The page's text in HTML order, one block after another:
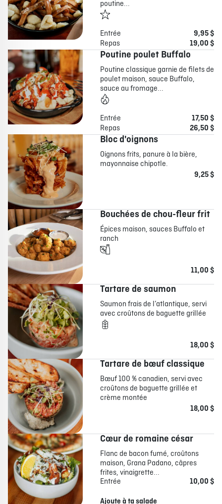
poutine...
Entrée
9,95 $
Repas
19,00 $
Poutine poulet Buffalo
Poutine classique garnie de filets de
poulet maison, sauce Buffalo,
sauce au fromage...
Entrée
17,50 $
Repas
26,50 $
Bloc d'oignons
Oignons frits, panure à la bière,
mayonnaise chipotle.
9,25 $
Bouchées de chou-fleur frit
Épices maison, sauces Buffalo et
ranch
11,00 $
Tartare de saumon
Saumon frais de l’atlantique, servi
avec croûtons de baguette grillée
18,00 $
Tartare de bœuf classique
Bœuf 100 % canadien, servi avec
croûtons de baguette grillée et
crème montée
18,00 $
Cœur de romaine césar
Flanc de bacon fumé, croûtons
maison, Grana Padano, câpres
frites, vinaigrette...
Entrée
10,00 $
Ajoute à ta salade